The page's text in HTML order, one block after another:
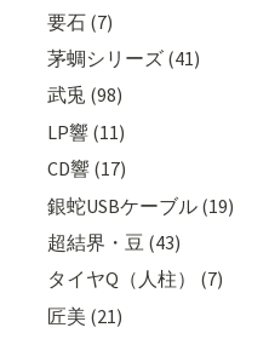
要石 (7)
茅蜩シリーズ (41)
武兎 (98)
LP響 (11)
CD響 (17)
銀蛇USBケーブル (19)
超結界・豆 (43)
タイヤQ（人柱） (7)
匠美 (21)